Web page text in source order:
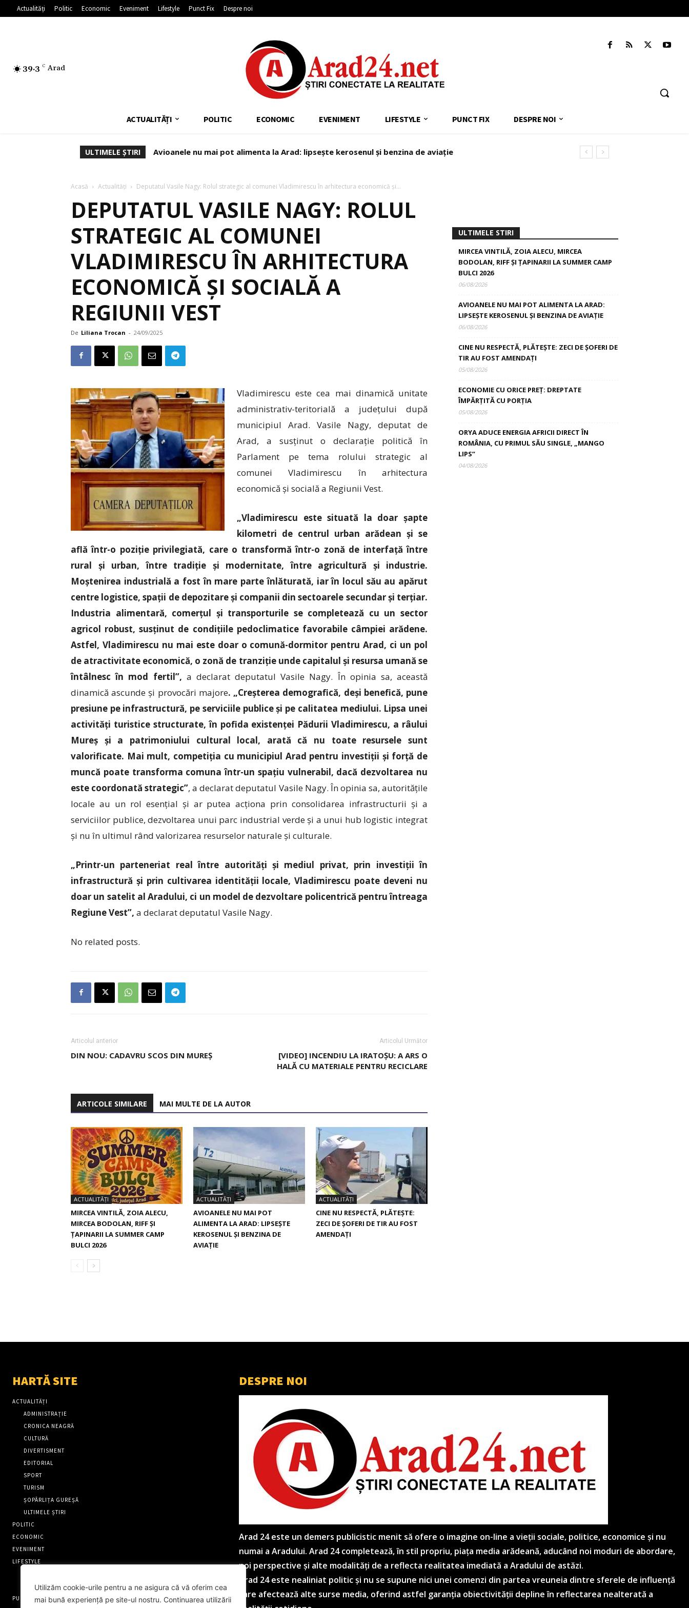
Utilizăm cookie-urile pentru a ne asigura că vă oferim cea
mai bună experiență pe site-ul nostru. Continuarea utilizării
Actualități Politic Economic Eveniment Lifestyle Punct Fix Despre noi
39.3 C Arad
ACTUALITĂȚI POLITIC ECONOMIC EVENIMENT LIFESTYLE PUNCT FIX DESPRE NOI
ULTIMELE ȘTIRI Avioanele nu mai pot alimenta la Arad: lipsește kerosenul și benzina de aviație
Acasă Actualități Deputatul Vasile Nagy: Rolul strategic al comunei Vladimirescu în arhitectura economică și...
DEPUTATUL VASILE NAGY: ROLUL
STRATEGIC AL COMUNEI
VLADIMIRESCU ÎN ARHITECTURA
ECONOMICĂ ȘI SOCIALĂ A
REGIUNII VEST
De Liliana Trocan - 24/09/2025
Vladimirescu este cea mai dinamică unitate
administrativ-teritorială a județului după
municipiul Arad. Vasile Nagy, deputat de
Arad, a susținut o declarație politică în
Parlament pe tema rolului strategic al
comunei Vladimirescu în arhitectura
economică și socială a Regiunii Vest.
„Vladimirescu este situată la doar șapte
kilometri de centrul urban arădean și se
află într-o poziție privilegiată, care o transformă într-o zonă de interfață între
rural și urban, între tradiție și modernitate, între agricultură și industrie.
Moștenirea industrială a fost în mare parte înlăturată, iar în locul său au apărut
centre logistice, spații de depozitare și companii din sectoarele secundar și terțiar.
Industria alimentară, comerțul și transporturile se completează cu un sector
agricol robust, susținut de condițiile pedoclimatice favorabile câmpiei arădene.
Astfel, Vladimirescu nu mai este doar o comună-dormitor pentru Arad, ci un pol
de atractivitate economică, o zonă de tranziție unde capitalul și resursa umană se
întâlnesc în mod fertil”, a declarat deputatul Vasile Nagy. În opinia sa, această
dinamică ascunde și provocări majore. „Creșterea demografică, deși benefică, pune
presiune pe infrastructură, pe serviciile publice și pe calitatea mediului. Lipsa unei
activități turistice structurate, în pofida existenței Pădurii Vladimirescu, a râului
Mureș și a patrimoniului cultural local, arată că nu toate resursele sunt
valorificate. Mai mult, competiția cu municipiul Arad pentru investiții și forță de
muncă poate transforma comuna într-un spațiu vulnerabil, dacă dezvoltarea nu
este coordonată strategic”, a declarat deputatul Vasile Nagy. În opinia sa, autoritățile
locale au un rol esențial și ar putea acționa prin consolidarea infrastructurii și a
serviciilor publice, dezvoltarea unui parc industrial verde și a unui hub logistic integrat
și nu în ultimul rând valorizarea resurselor naturale și culturale.
„Printr-un parteneriat real între autorități și mediul privat, prin investiții în
infrastructură și prin cultivarea identității locale, Vladimirescu poate deveni nu
doar un satelit al Aradului, ci un model de dezvoltare policentrică pentru întreaga
Regiune Vest”, a declarat deputatul Vasile Nagy.
No related posts.
Articolul anterior
DIN NOU: CADAVRU SCOS DIN MUREȘ
Articolul Următor
[VIDEO] INCENDIU LA IRATOȘU: A ARS O
HALĂ CU MATERIALE PENTRU RECICLARE
ARTICOLE SIMILARE MAI MULTE DE LA AUTOR
ACTUALITĂȚI
MIRCEA VINTILĂ, ZOIA ALECU,
MIRCEA BODOLAN, RIFF ȘI
ȚAPINARII LA SUMMER CAMP
BULCI 2026
ACTUALITĂȚI
AVIOANELE NU MAI POT
ALIMENTA LA ARAD: LIPSEȘTE
KEROSENUL ȘI BENZINA DE
AVIAȚIE
ACTUALITĂȚI
CINE NU RESPECTĂ, PLĂTEȘTE:
ZECI DE ȘOFERI DE TIR AU FOST
AMENDAȚI
ULTIMELE STIRI
MIRCEA VINTILĂ, ZOIA ALECU, MIRCEA
BODOLAN, RIFF ȘI ȚAPINARII LA SUMMER CAMP
BULCI 2026
06/08/2026
AVIOANELE NU MAI POT ALIMENTA LA ARAD:
LIPSEȘTE KEROSENUL ȘI BENZINA DE AVIAȚIE
06/08/2026
CINE NU RESPECTĂ, PLĂTEȘTE: ZECI DE ȘOFERI DE
TIR AU FOST AMENDAȚI
05/08/2026
ECONOMIE CU ORICE PREȚ: DREPTATE
ÎMPĂRȚITĂ CU PORȚIA
05/08/2026
ORYA ADUCE ENERGIA AFRICII DIRECT ÎN
ROMÂNIA, CU PRIMUL SĂU SINGLE, „MANGO
LIPS”
04/08/2026
HARTĂ SITE
ACTUALITĂȚI
ADMINISTRAȚIE
CRONICA NEAGRĂ
CULTURĂ
DIVERTISMENT
EDITORIAL
SPORT
TURISM
ȘOPÂRLIȚA GUREȘĂ
ULTIMELE ȘTIRI
POLITIC
ECONOMIC
EVENIMENT
LIFESTYLE
RECENZII
PUNCT FIX
DESPRE NOI
Arad 24 este un demers publicistic menit să ofere o imagine on-line a vieții sociale, politice, economice și nu
numai a Aradului. Arad 24 completează, în stil propriu, piața media arădeană, aducând noi moduri de abordare,
noi perspective și alte modalități de a reflecta realitatea imediată a Aradului de astăzi.
Arad 24 este nealiniat politic și nu se supune nici unei comenzi din partea vreuneia dintre sferele de influență
care afectează alte surse media, oferind astfel garanția obiectivității depline în reflectarea nealterată a